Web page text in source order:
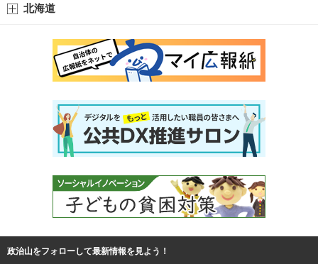
北海道
政治山をフォローして最新情報を見よう！